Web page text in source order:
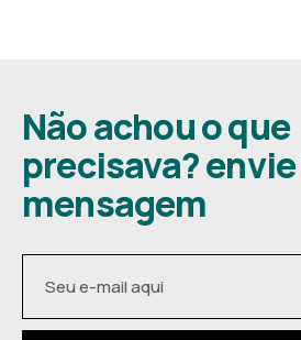
Não achou o que
precisava?
mensagem